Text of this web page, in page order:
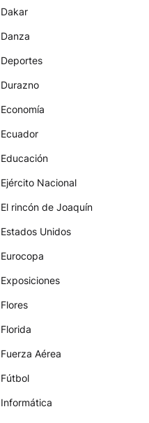
Dakar
Danza
Deportes
Durazno
Economía
Ecuador
Educación
Ejército Nacional
El rincón de Joaquín
Estados Unidos
Eurocopa
Exposiciones
Flores
Florida
Fuerza Aérea
Fútbol
Informática